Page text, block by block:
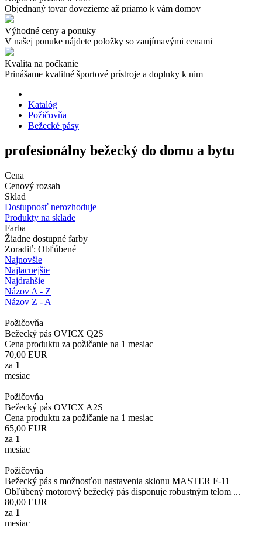
Objednaný tovar dovezieme až priamo k vám domov
Výhodné ceny a ponuky
V našej ponuke nájdete položky so zaujímavými cenami
Kvalita na počkanie
Prinášame kvalitné športové prístroje a doplnky k nim
Katalóg
Požičovňa
Bežecké pásy
profesionálny bežecký do domu a bytu
Cena
Cenový rozsah
Sklad
Dostupnosť nerozhoduje
Produkty na sklade
Farba
Žiadne dostupné farby
Zoradiť: Obľúbené
Najnovšie
Najlacnejšie
Najdrahšie
Názov A - Z
Názov Z - A
Požičovňa
Bežecký pás OVICX Q2S
Cena produktu za požičanie na 1 mesiac
70,00 EUR
za 1
mesiac
Požičovňa
Bežecký pás OVICX A2S
Cena produktu za požičanie na 1 mesiac
65,00 EUR
za 1
mesiac
Požičovňa
Bežecký pás s možnosťou nastavenia sklonu MASTER F-11
Obľúbený motorový bežecký pás disponuje robustným telom ...
80,00 EUR
za 1
mesiac